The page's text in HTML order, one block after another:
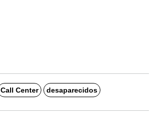
Call Center desaparecidos